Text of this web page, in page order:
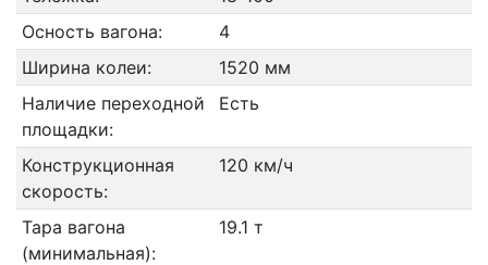
Осность вагона:
4
Ширина колеи:
1520 мм
Наличие переходной
площадки:
Есть
Конструкционная
скорость:
120 км/ч
Тара вагона
(минимальная):
19.1 т